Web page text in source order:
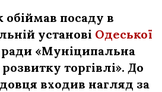
обіймав посаду в
установі Одеської
ради «Муніципальна
торгівлі». До
входив нагляд за